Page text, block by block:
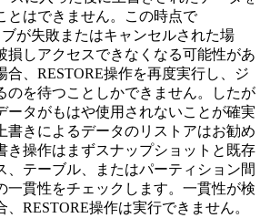
とはできません。この時点で
が失敗またはキャンセルされた場
損しアクセスできなくなる可能性があ
合、RESTORE操作を再度実行し、ジ
のを待つことしかできません。したが
ータがもはや使用されないことが確実
書きによるデータのリストアはお勧め
き操作はまずスナップショットと既存
、テーブル、またはパーティション間
一貫性をチェックします。一貫性が検
、RESTORE操作は実行できません。